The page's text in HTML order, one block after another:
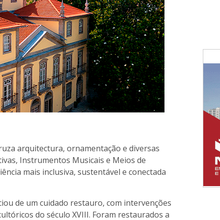
arquitectura, ornamentação e diversas
Instrumentos Musicais e Meios de
mais inclusiva, sustentável e conectada
de um cuidado restauro, com intervenções
do século XVIII. Foram restaurados a